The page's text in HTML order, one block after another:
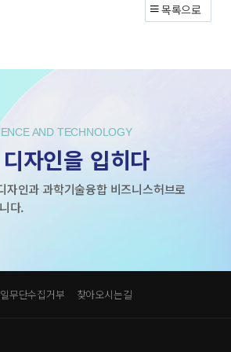
목록으로
AND TECHNOLOGY
자인을 입히다
자인과 과학기술융합 비즈니스허브로
다.
무단수집거부 찾아오시는길